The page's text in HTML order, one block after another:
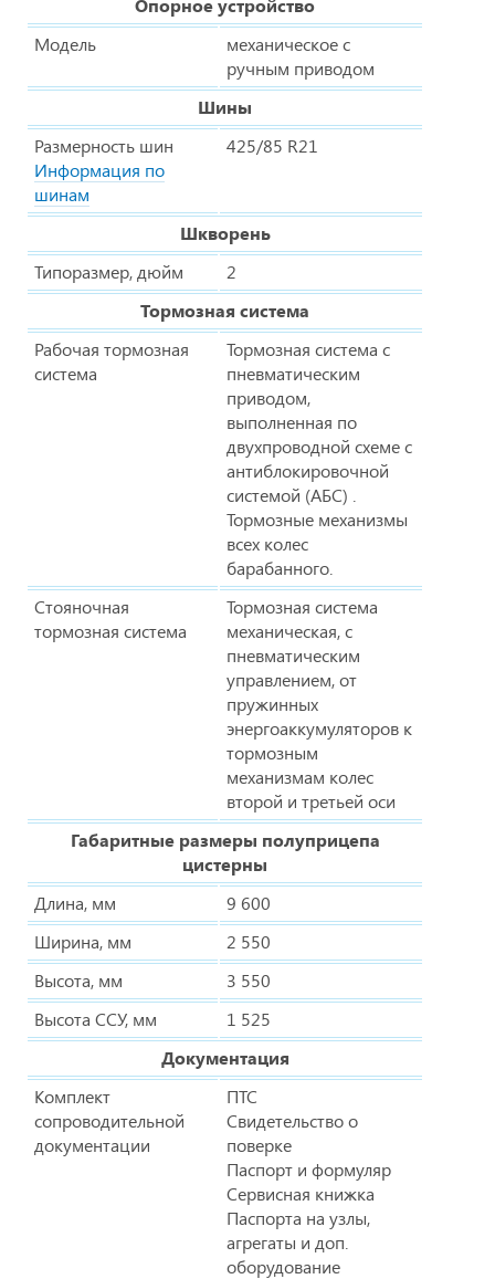
Опорное устройство
Модель
механическое с
ручным приводом
Шины
Размерность шин
Информация по
шинам
425/85 R21
Шкворень
Типоразмер, дюйм
2
Тормозная система
Рабочая тормозная
система
Тормозная система с
пневматическим
приводом,
выполненная по
двухпроводной схеме с
антиблокировочной
системой (АБС) .
Тормозные механизмы
всех колес
барабанного.
Стояночная
тормозная система
Тормозная система
механическая, с
пневматическим
управлением, от
пружинных
энергоаккумуляторов к
тормозным
механизмам колес
второй и третьей оси
Габаритные размеры полуприцепа
цистерны
Длина, мм
9 600
Ширина, мм
2 550
Высота, мм
3 550
Высота ССУ, мм
1 525
Документация
Комплект
сопроводительной
документации
ПТС
Свидетельство о
поверке
Паспорт и формуляр
Сервисная книжка
Паспорта на узлы,
агрегаты и доп.
оборудование